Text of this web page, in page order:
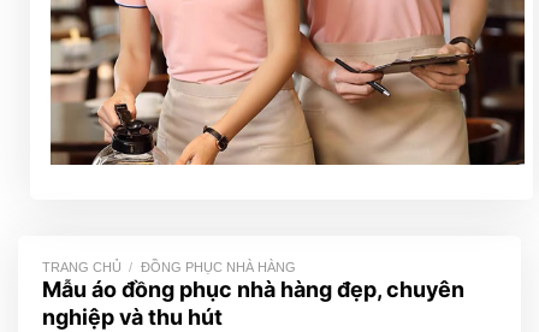
TRANG CHỦ / ĐỒNG PHỤC NHÀ HÀNG
Mẫu áo đồng phục nhà hàng đẹp, chuyên
nghiệp và thu hút